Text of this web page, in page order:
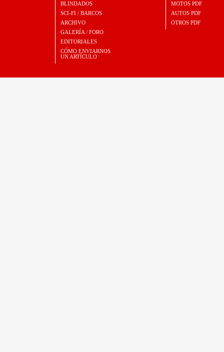
BLINDADOS
SCI-FI / BARCOS
ARCHIVO
GALERÍA / FORO
EDITORIALES
CÓMO ENVIARNOS
UN ARTÍCULO
MOTOS PDF
AUTOS PDF
OTROS PDF